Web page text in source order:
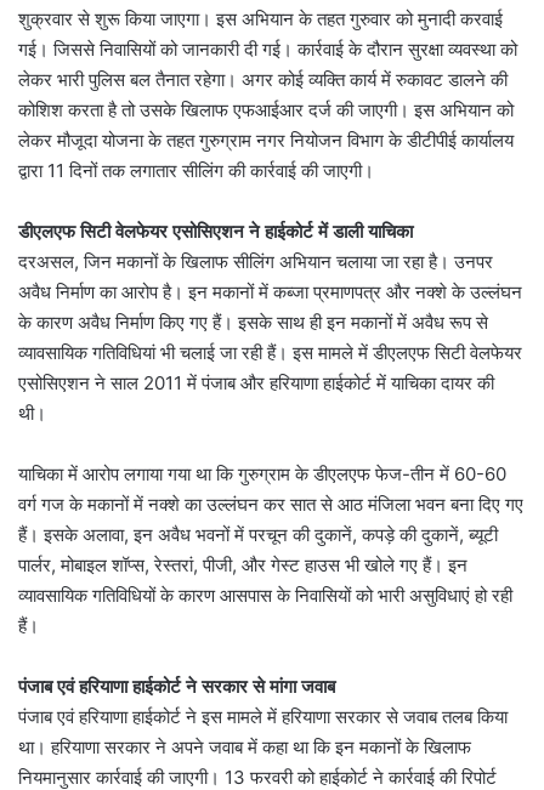
शुक्रवार से शुरू किया जाएगा। इस अभियान के तहत गुरुवार को मुनादी करवाई
गई। जिससे निवासियों को जानकारी दी गई। कार्रवाई के दौरान सुरक्षा व्यवस्था को
लेकर भारी पुलिस बल तैनात रहेगा। अगर कोई व्यक्ति कार्य में रुकावट डालने की
कोशिश करता है तो उसके खिलाफ एफआईआर दर्ज की जाएगी। इस अभियान को
लेकर मौजूदा योजना के तहत गुरुग्राम नगर नियोजन विभाग के डीटीपीई कार्यालय
द्वारा 11 दिनों तक लगातार सीलिंग की कार्रवाई की जाएगी।
डीएलएफ सिटी वेलफेयर एसोसिएशन ने हाईकोर्ट में डाली याचिका
दरअसल, जिन मकानों के खिलाफ सीलिंग अभियान चलाया जा रहा है। उनपर
अवैध निर्माण का आरोप है। इन मकानों में कब्जा प्रमाणपत्र और नक्शे के उल्लंघन
के कारण अवैध निर्माण किए गए हैं। इसके साथ ही इन मकानों में अवैध रूप से
व्यावसायिक गतिविधियां भी चलाई जा रही हैं। इस मामले में डीएलएफ सिटी वेलफेयर
एसोसिएशन ने साल 2011 में पंजाब और हरियाणा हाईकोर्ट में याचिका दायर की
थी।
याचिका में आरोप लगाया गया था कि गुरुग्राम के डीएलएफ फेज-तीन में 60-60
वर्ग गज के मकानों में नक्शे का उल्लंघन कर सात से आठ मंजिला भवन बना दिए गए
हैं। इसके अलावा, इन अवैध भवनों में परचून की दुकानें, कपड़े की दुकानें, ब्यूटी
पार्लर, मोबाइल शॉप्स, रेस्तरां, पीजी, और गेस्ट हाउस भी खोले गए हैं। इन
व्यावसायिक गतिविधियों के कारण आसपास के निवासियों को भारी असुविधाएं हो रही
हैं।
पंजाब एवं हरियाणा हाईकोर्ट ने सरकार से मांगा जवाब
पंजाब एवं हरियाणा हाईकोर्ट ने इस मामले में हरियाणा सरकार से जवाब तलब किया
था। हरियाणा सरकार ने अपने जवाब में कहा था कि इन मकानों के खिलाफ
नियमानुसार कार्रवाई की जाएगी। 13 फरवरी को हाईकोर्ट ने कार्रवाई की रिपोर्ट